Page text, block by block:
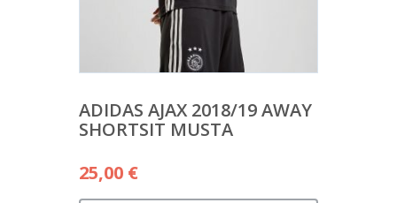
ADIDAS AJAX 2018/19 AWAY
SHORTSIT MUSTA
25,00 €